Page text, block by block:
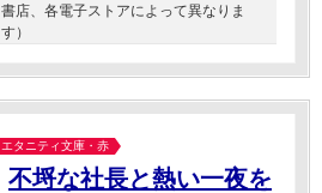
書店、各電子ストアによって異なりま
す）
エタニティ文庫・赤
不埒な社長と熱い一夜を